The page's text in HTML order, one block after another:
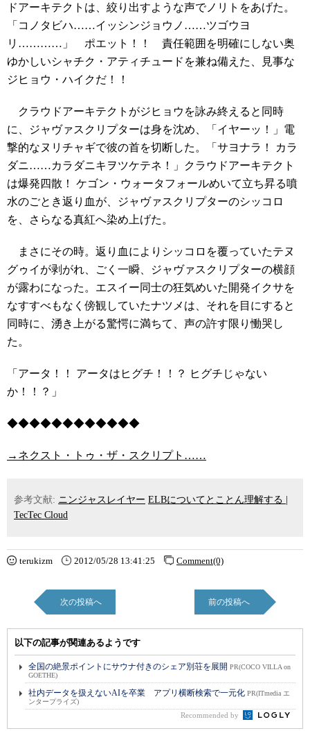
ドアーキテクトは、絞り出すような声でノリトをあげた。
「コノタビハ……イッシンジョウノ……ツゴウヨ
リ…………」 ポエット！！ 責任範囲を明確にしない奥
ゆかしいシャチク・アティチュードを兼ね備えた、見事な
ジヒョウ・ハイクだ！！
クラウドアーキテクトがジヒョウを詠み終えると同時
に、ジャヴァスクリプターは身を沈め、「イヤーッ！」電
撃的なヌリチャギで彼の首を切断した。「サヨナラ！ カラ
ダニ……カラダニキヲツケテネ！」クラウドアーキテクト
は爆発四散！ ケゴン・ウォータフォールめいて立ち昇る噴
水のごとき返り血が、ジャヴァスクリプターのシッコロ
を、さらなる真紅へ染め上げた。
まさにその時。返り血によりシッコロを覆っていたテヌ
グゥイが剥がれ、ごく一瞬、ジャヴァスクリプターの横顔
が露わになった。エスイー同士の狂気めいた開発イクサを
なすすべもなく傍観していたナツメは、それを目にすると
同時に、湧き上がる驚愕に満ちて、声の許す限り慟哭し
た。
「アータ！！ アータはヒグチ！！？ ヒグチじゃない
か！！？」
◆◆◆◆◆◆◆◆◆◆◆◆
→ネクスト・トゥ・ザ・スクリプト……
参考文献: ニンジャスレイヤー ELBについてとことん理解する |
TecTec Cloud
terukizm 2012/05/28 13:41:25 Comment(0)
次の投稿へ 前の投稿へ
以下の記事が関連あるようです
全国の絶景ポイントにサウナ付きのシェア別荘を展開 PR(COCO VILLA on
GOETHE)
社内データを扱えないAIを卒業 アプリ横断検索で一元化 PR(ITmedia エ
ンタープライズ)
Recommended by